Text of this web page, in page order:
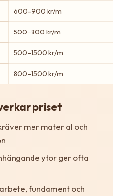
600–900 kr/m
500–800 kr/m
500–1500 kr/m
800–1500 kr/m
priset
mer material och
ytor ger ofta
fundament och